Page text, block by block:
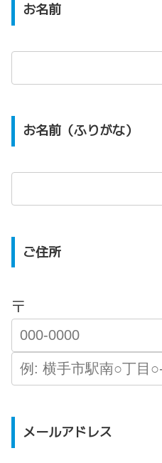
お名前
お名前（ふりがな）
ご住所
〒
メールアドレス